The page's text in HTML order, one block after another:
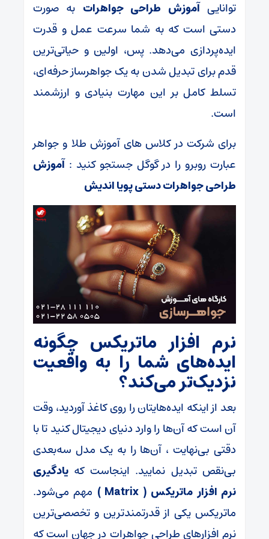
تواناییآموزش طراحی جواهرات به صورت
دستی است که به شما سرعت عمل و قدرت
ایده‌پردازی می‌دهد. پس، اولین و حیاتی‌ترین
قدم برای تبدیل شدن به یک جواهرساز حرفه‌ای،
تسلط کامل بر این مهارت بنیادی و ارزشمند
است.
برای شرکت در کلاس های آموزش طلا و جواهر
عبارت روبرو را در گوگل جستجو کنید :آموزش
طراحی جواهرات دستی پویا اندیش
نرم افزار ماتریکس چگونه
ایده‌های شما را به واقعیت
نزدیک‌تر می‌کند؟
بعد از اینکه ایده‌هایتان را روی کاغذ آوردید، وقت
آن است که آن‌ها را وارد دنیای دیجیتال کنید تا با
دقتی بی‌نهایت ، آن‌ها را به یک مدل سه‌بعدی
بی‌نقص تبدیل نمایید. اینجاست که یادگیری
نرم افزار ماتریکس ( Matrix )
مهم می‌شود.
ماتریکس یکی از قدرتمندترین و تخصصی‌ترین
نرم‌ افزارهای طراحی جواهرات در جهان است که